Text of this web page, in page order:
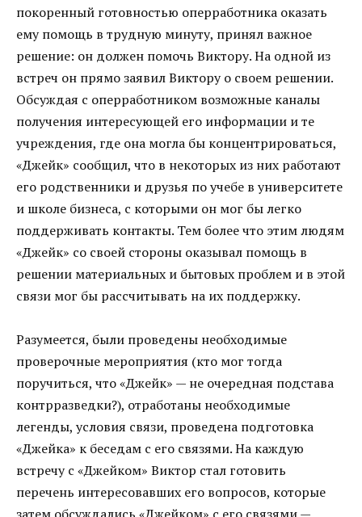
покоренный готовностью оперработника оказать
ему помощь в трудную минуту, принял важное
решение: он должен помочь Виктору. На одной из
встреч он прямо заявил Виктору о своем решении.
Обсуждая с оперработником возможные каналы
получения интересующей его информации и те
учреждения, где она могла бы концентрироваться,
«Джейк» сообщил, что в некоторых из них работают
его родственники и друзья по учебе в университете
и школе бизнеса, с которыми он мог бы легко
поддерживать контакты. Тем более что этим людям
«Джейк» со своей стороны оказывал помощь в
решении материальных и бытовых проблем и в этой
связи мог бы рассчитывать на их поддержку.
Разумеется, были проведены необходимые
проверочные мероприятия (кто мог тогда
поручиться, что «Джейк» — не очередная подстава
контрразведки?), отработаны необходимые
легенды, условия связи, проведена подготовка
«Джейка» к беседам с его связями. На каждую
встречу с «Джейком» Виктор стал готовить
перечень интересовавших его вопросов, которые